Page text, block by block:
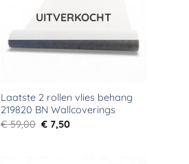
UITVERKOCHT
Laatste 2 rollen vlies behang
219820 BN Wallcoverings
€59,00 Oorspronkelijke
prijs
€ 7,50Huidige